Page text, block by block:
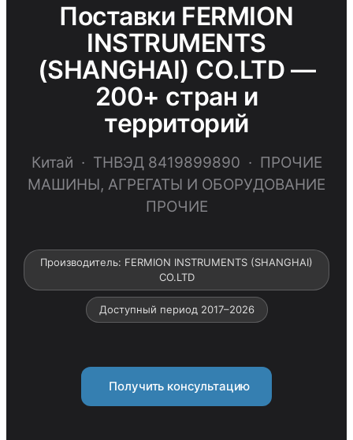
Поставки FERMION
INSTRUMENTS
(SHANGHAI) CO.LTD —
200+ стран и
территорий
Китай · ТНВЭД 8419899890 · ПРОЧИЕ
МАШИНЫ, АГРЕГАТЫ И ОБОРУДОВАНИЕ
ПРОЧИЕ
Производитель: FERMION INSTRUMENTS (SHANGHAI)
CO.LTD
Доступный период 2017–2026
Получить консультацию